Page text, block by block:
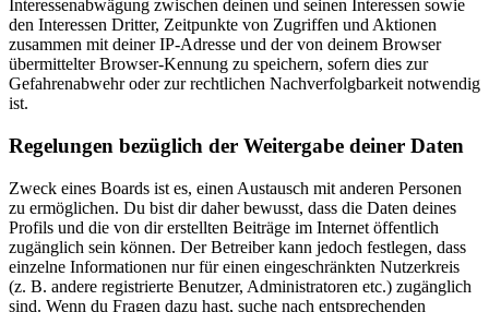
Interessenabwägung zwischen deinen und seinen Interessen sowie
den Interessen Dritter, Zeitpunkte von Zugriffen und Aktionen
zusammen mit deiner IP-Adresse und der von deinem Browser
übermittelter Browser-Kennung zu speichern, sofern dies zur
Gefahrenabwehr oder zur rechtlichen Nachverfolgbarkeit notwendig
ist.
Regelungen bezüglich der Weitergabe deiner Daten
Zweck eines Boards ist es, einen Austausch mit anderen Personen
zu ermöglichen. Du bist dir daher bewusst, dass die Daten deines
Profils und die von dir erstellten Beiträge im Internet öffentlich
zugänglich sein können. Der Betreiber kann jedoch festlegen, dass
einzelne Informationen nur für einen eingeschränkten Nutzerkreis
(z. B. andere registrierte Benutzer, Administratoren etc.) zugänglich
sind. Wenn du Fragen dazu hast, suche nach entsprechenden